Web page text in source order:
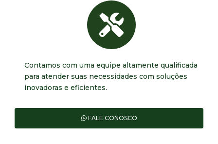
Contamos com uma equipe altamente qualificada
para atender suas necessidades com soluções
inovadoras e eficientes.
FALE CONOSCO